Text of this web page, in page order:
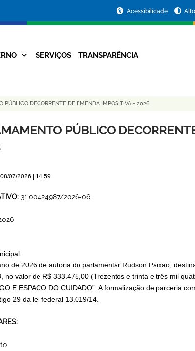
Acessibilidade
SERVIÇOS TRANSPARÊNCIA
PÚBLICO DECORRENTE DE EMENDA IMPOSITIVA - 2026
PÚBLICO
08/07/2026 | 14:59
31.00424987/2026-06
de 2026 de autoria do parlamentar Rudson Paixão,
no valor de R$ 333.475,00 (Trezentos e trinta e três mil
E ESPAÇO DO CUIDADO”. A formalização de parceria
29 da lei federal 13.019/14.